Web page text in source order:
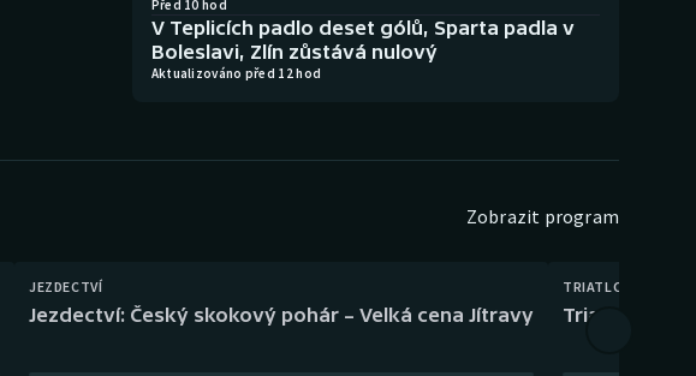
Před 10 hod
V Teplicích padlo deset gólů, Sparta padla v
Boleslavi, Zlín zůstává nulový
Aktualizováno před 12 hod
Zobrazit program
JEZDECTVÍ
Jezdectví: Český skokový pohár – Velká cena Jítravy
TRIATLON
Triatlon: